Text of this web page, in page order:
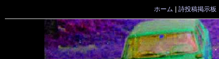
ホーム 詩投稿掲示板